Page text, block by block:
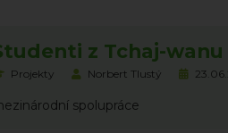
z Tchaj-
Projekty Norbert Tlustý
spolupráce